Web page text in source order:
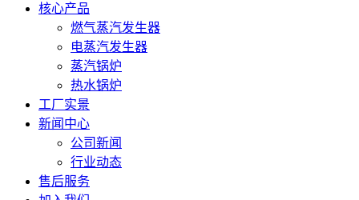
核心产品
燃气蒸汽发生器
电蒸汽发生器
蒸汽锅炉
热水锅炉
工厂实景
新闻中心
公司新闻
行业动态
售后服务